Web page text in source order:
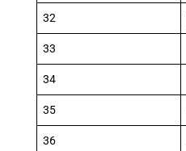
32
33
34
35
36